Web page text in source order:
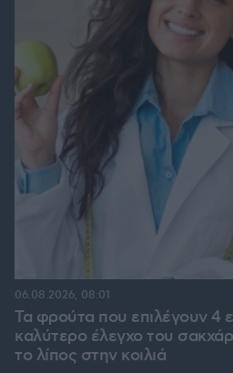
Τα φρούτα που επιλέγουν 4
καλύτερο έλεγχο του
το λίπος στην κοιλιά
06.08.2026, 08:01